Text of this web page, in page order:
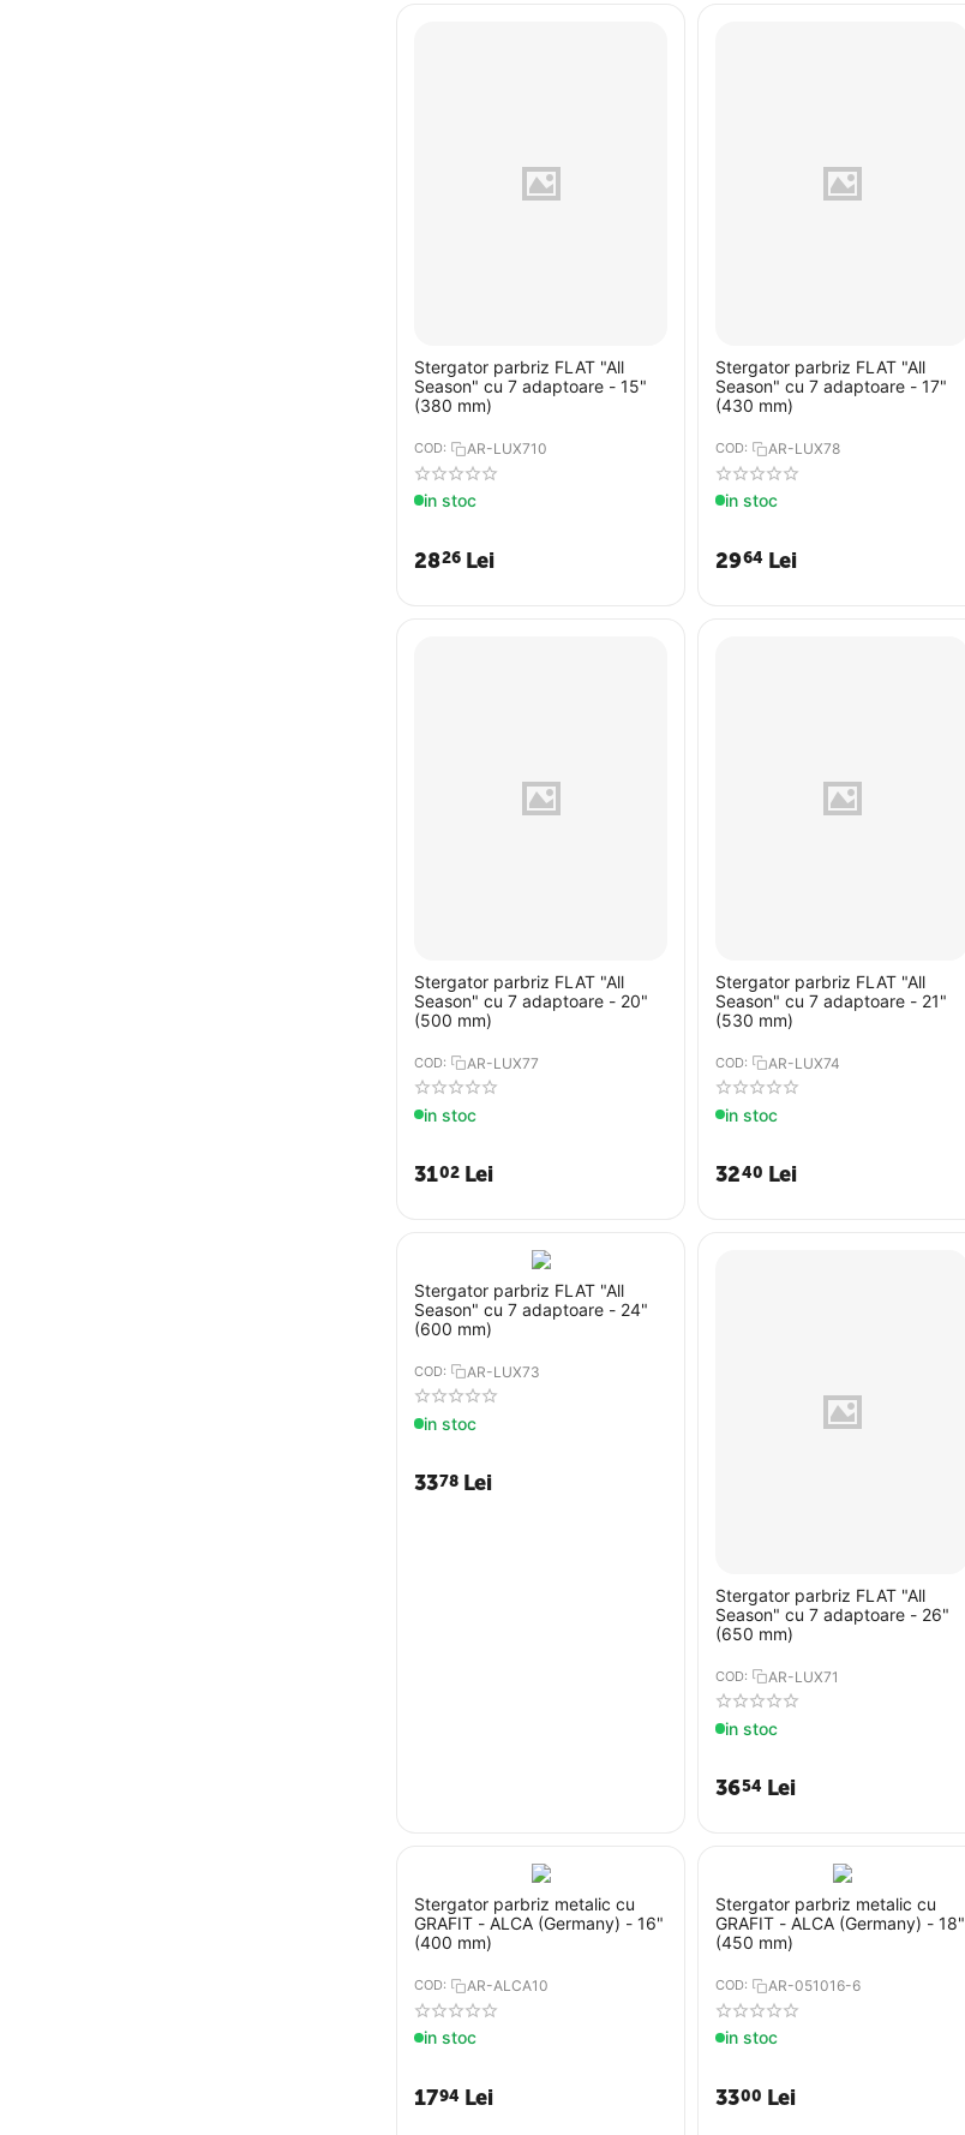
Stergator parbriz FLAT "All
Season" cu 7 adaptoare - 15"
(380 mm)
COD: AR-LUX710
in stoc
2826 Lei
Stergator parbriz FLAT "All
Season" cu 7 adaptoare - 17"
(430 mm)
COD: AR-LUX78
in stoc
2964 Lei
Stergator parbriz FLAT "All
Season" cu 7 adaptoare - 20"
(500 mm)
COD: AR-LUX77
in stoc
3102 Lei
Stergator parbriz FLAT "All
Season" cu 7 adaptoare - 21"
(530 mm)
COD: AR-LUX74
in stoc
3240 Lei
Stergator parbriz FLAT "All
Season" cu 7 adaptoare - 24"
(600 mm)
COD: AR-LUX73
in stoc
3378 Lei
Stergator parbriz FLAT "All
Season" cu 7 adaptoare - 26"
(650 mm)
COD: AR-LUX71
in stoc
3654 Lei
Stergator parbriz metalic cu
GRAFIT - ALCA (Germany) - 16"
(400 mm)
COD: AR-ALCA10
in stoc
1794 Lei
Stergator parbriz metalic cu
GRAFIT - ALCA (Germany) - 18"
(450 mm)
COD: AR-051016-6
in stoc
3300 Lei